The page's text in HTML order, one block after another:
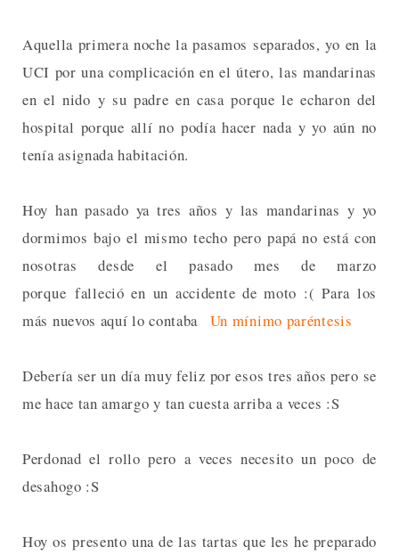
Aquella primera noche la pasamos separados, yo en la
UCI por una complicación en el útero, las mandarinas
en el nido y su padre en casa porque le echaron del
hospital porque allí no podía hacer nada y yo aún no
tenía asignada habitación.
Hoy han pasado ya tres años y las mandarinas y yo
dormimos bajo el mismo techo pero papá no está con
nosotras desde el pasado mes de marzo
porque falleció en un accidente de moto :( Para los
más nuevos aquí lo contaba Un mínimo paréntesis
Debería ser un día muy feliz por esos tres años pero se
me hace tan amargo y tan cuesta arriba a veces :S
Perdonad el rollo pero a veces necesito un poco de
desahogo :S
Hoy os presento una de las tartas que les he preparado